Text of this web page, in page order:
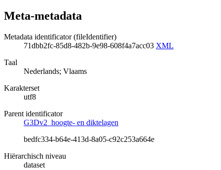
Meta-metadata
Metadata identificator (fileIdentifier)
71dbb2fc-85d8-482b-9e98-608f4a7acc03 XML
Taal
Nederlands; Vlaams
Karakterset
utf8
Parent identificator
G3Dv2_hoogte- en diktelagen
bedfc334-b64e-413d-8a05-c92c253a664e
Hiërarchisch niveau
dataset